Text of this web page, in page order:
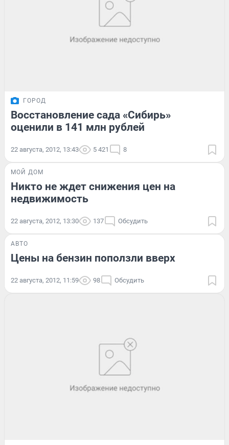
ГОРОД
Восстановление сада «Сибирь»
оценили в 141 млн рублей
22 августа, 2012, 13:43 5 421 8
МОЙ ДОМ
Никто не ждет снижения цен на
недвижимость
22 августа, 2012, 13:30 137 Обсудить
АВТО
Цены на бензин поползли вверх
22 августа, 2012, 11:59 98 Обсудить